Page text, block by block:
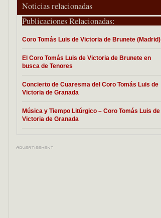
Noticias relacionadas
Publicaciones Relacionadas:
Coro Tomás Luis de Victoria de Brunete (Madrid)
El Coro Tomás Luis de Victoria de Brunete en
busca de Tenores
Concierto de Cuaresma del Coro Tomás Luis de
Victoria de Granada
Música y Tiempo Litúrgico – Coro Tomás Luis de
Victoria de Granada